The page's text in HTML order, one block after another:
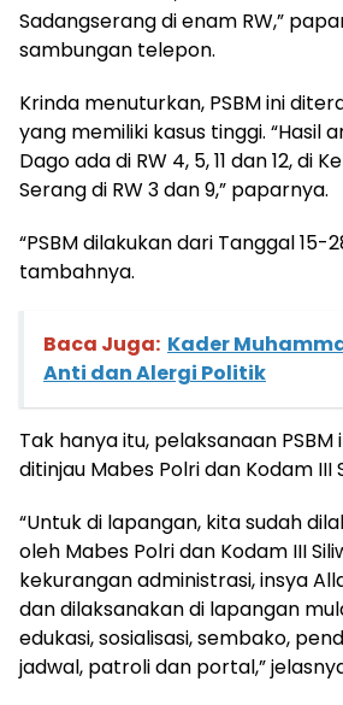
Sadangserang di enam RW,”
sambungan telepon.
Krinda menuturkan, PSBM ini
yang memiliki kasus tinggi. “Hasil
Dago ada di RW 4, 5, 11 dan 12, di
Serang di RW 3 dan 9,” paparnya.
“PSBM dilakukan dari Tanggal 15-
tambahnya.
Baca Juga: Kader
Anti dan Alergi Politik
Tak hanya itu, pelaksanaan PSBM
ditinjau Mabes Polri dan Kodam III
“Untuk di lapangan, kita sudah
oleh Mabes Polri dan Kodam III
kekurangan administrasi, insya
dan dilaksanakan di lapangan
edukasi, sosialisasi, sembako,
jadwal, patroli dan portal,”